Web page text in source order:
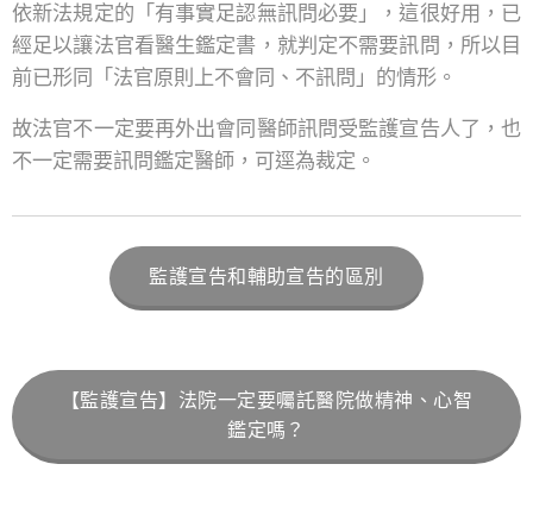
依新法規定的「有事實足認無訊問必要」，這很好用，已
經足以讓法官看醫生鑑定書，就判定不需要訊問，所以目
前已形同「法官原則上不會同、不訊問」的情形。
故法官不一定要再外出會同醫師訊問受監護宣告人了，也
不一定需要訊問鑑定醫師，可逕為裁定。
監護宣告和輔助宣告的區別
【監護宣告】法院一定要囑託醫院做精神、心智
鑑定嗎？